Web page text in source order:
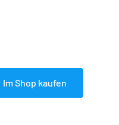
Im Shop kaufen